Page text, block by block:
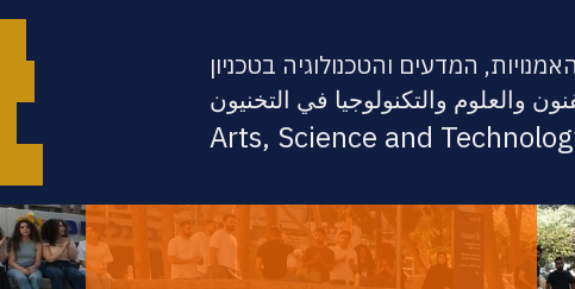
המדעים והטכנולוגיה בטכניון
والعلوم والتكنولوجيا في التخنيون
Arts, Science and